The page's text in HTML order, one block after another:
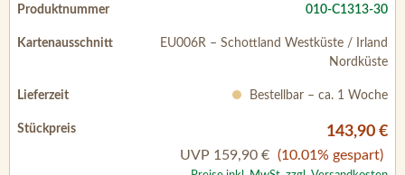
010-C1313-30
EU006R – Schottland Westküste / Irland
Nordküste
Bestellbar – ca. 1 Woche
143,90 €
UVP 159,90 € (10.01% gespart)